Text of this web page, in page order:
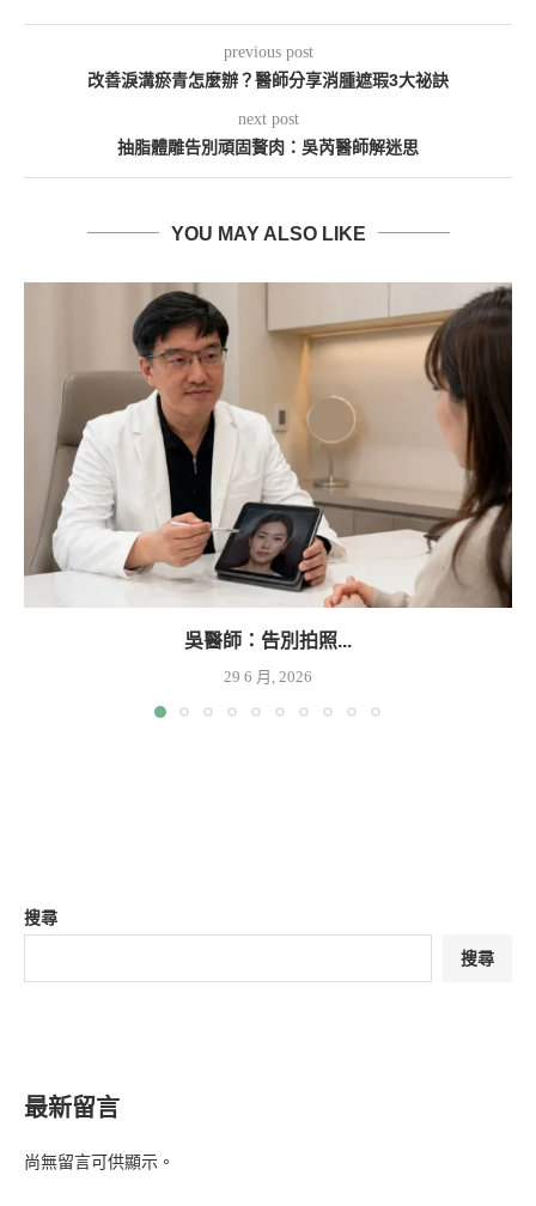
previous post
改善淚溝瘀青怎麼辦？醫師分享消腫遮瑕3大祕訣
next post
抽脂體雕告別頑固贅肉：吳芮醫師解迷思
YOU MAY ALSO LIKE
吳醫師：告別拍照...
29 6 月, 2026
搜尋
搜尋
最新留言
尚無留言可供顯示。